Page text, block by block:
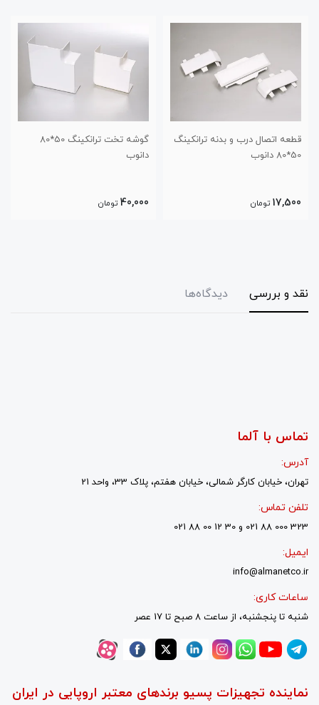
ترانکینگ
گوشه تخت ترانکینگ 50*80
نقد و بررسی دیدگاه‌ها
تماس با آلما
آدرس:
تهران، خیابان کارگر شمالی، خیابان هفتم، پلاک 33، واحد 21
تلفن تماس:
323 000 88 021 و 30 12 00 88 021
ایمیل:
info@almanetco.ir
ساعات کاری:
شنبه تا پنجشنبه، از ساعت 8 صبح تا 17 عصر
نماینده تجهیزات پسیو برندهای معتبر اروپایی در ایران